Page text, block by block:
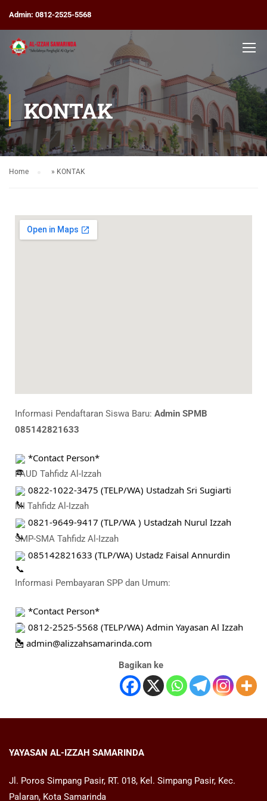
Admin: 0812-2525-5568
KONTAK
Home » KONTAK
Informasi Pendaftaran Siswa Baru: Admin SPMB
085142821633
*Contact Person*
PAUD Tahfidz Al-Izzah
0822-1022-3475 (TELP/WA) Ustadzah Sri Sugiarti
MI Tahfidz Al-Izzah
0821-9649-9417 (TLP/WA ) Ustadzah Nurul Izzah
SMP-SMA Tahfidz Al-Izzah
085142821633 (TLP/WA) Ustadz Faisal Annurdin
Informasi Pembayaran SPP dan Umum:
*Contact Person*
0812-2525-5568 (TELP/WA) Admin Yayasan Al Izzah
📩 admin@alizzahsamarinda.com
Bagikan ke
YAYASAN AL-IZZAH SAMARINDA
Jl. Poros Simpang Pasir, RT. 018, Kel. Simpang Pasir, Kec.
Palaran, Kota Samarinda